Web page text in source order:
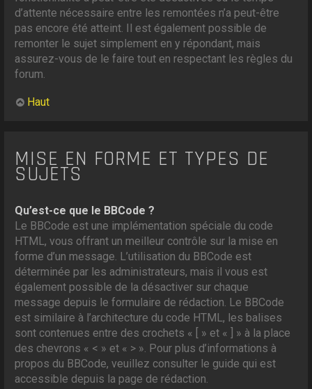
d’attente nécessaire entre les remontées n’a peut-être
pas encore été atteint. Il est également possible de
remonter le sujet simplement en y répondant, mais
assurez-vous de le faire tout en respectant les règles du
forum.
Haut
MISE EN FORME ET TYPES DE
SUJETS
Qu’est-ce que le BBCode ?
Le BBCode est une implémentation spéciale du code
HTML, vous offrant un meilleur contrôle sur la mise en
forme d’un message. L’utilisation du BBCode est
déterminée par les administrateurs, mais il vous est
également possible de la désactiver sur chaque
message depuis le formulaire de rédaction. Le BBCode
est similaire à l’architecture du code HTML, les balises
sont contenues entre des crochets « [ » et « ] » à la place
des chevrons « < » et « > ». Pour plus d’informations à
propos du BBCode, veuillez consulter le guide qui est
accessible depuis la page de rédaction.